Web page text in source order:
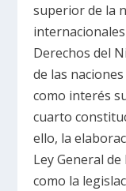
superior de la
Derechos del
de las
como interés
cuarto
ello, la
Ley General
como la